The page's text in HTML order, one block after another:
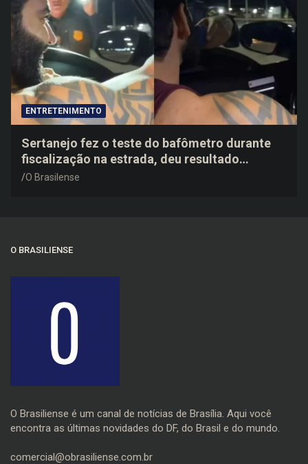
ENTRETENIMENTO
Sertanejo fez o teste do bafômetro durante
fiscalização na estrada, deu resultado
negativo e elogiou o trabalho dos agentes de
O Brasilense
O BRASILIENSE
O Brasiliense é um canal de notícias de Brasília. Aqui você
encontra as últimas novidades do DF, do Brasil e do mundo.
comercial@obrasiliense.com.br